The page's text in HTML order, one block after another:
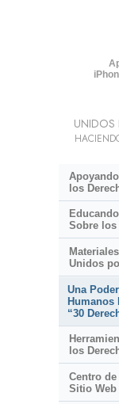
UNIDOS
los
Sobre los
Unidos
Una
Humanos
“30
los
Centro
Sitio